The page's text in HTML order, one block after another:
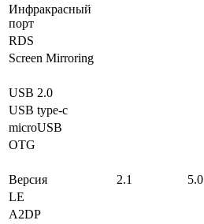
Инфракрасный
порт
RDS
Screen Mirroring
USB 2.0
USB type-c
microUSB
OTG
Версия
2.1 5.0
LE
A2DP